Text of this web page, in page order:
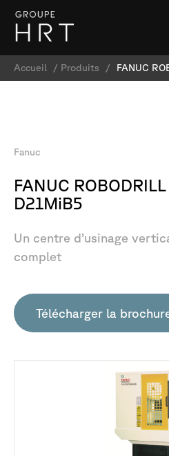
Accueil / Produits / FANUC
Fanuc
FANUC ROBODRILL
D21MiB5
Un centre d’usinage
complet
Télécharger la